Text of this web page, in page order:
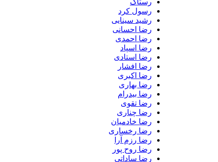
رستاک
رسول کرد
رشید سینایی
رضا احسانی
رضا احمدی
رضا اسپاد
رضا استادی
رضا افشار
رضا اکبری
رضا بهاری
رضا بیدرام
رضا تقوی
رضا چناری
رضا خادمیان
رضا رخساری
رضا رزم آرا
رضا روح پور
رضا ساداتی